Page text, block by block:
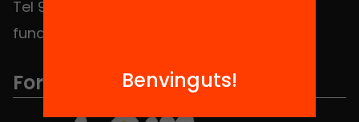
Tel 934 588 700
fundacio@equitat.org
Formem part de...
Benvinguts!